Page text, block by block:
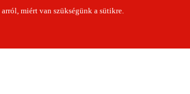
miért van szükségünk a sütikre.